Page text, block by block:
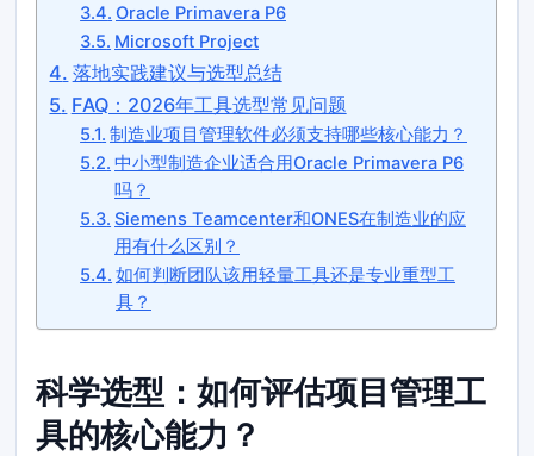
Oracle Primavera P6
Microsoft Project
落地实践建议与选型总结
FAQ：2026年工具选型常见问题
制造业项目管理软件必须支持哪些核心能力？
中小型制造企业适合用Oracle Primavera P6
吗？
Siemens Teamcenter和ONES在制造业的应
用有什么区别？
如何判断团队该用轻量工具还是专业重型工
具？
科学选型：如何评估项目管理工
具的核心能力？